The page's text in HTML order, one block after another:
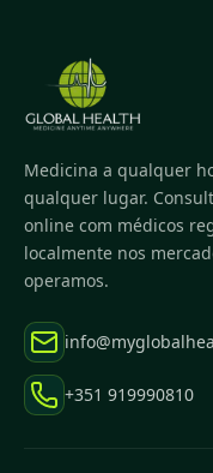
Medicina a qualquer
qualquer lugar.
online com médicos
localmente nos
operamos.
+351 919990810